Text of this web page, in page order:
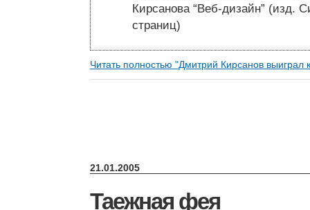
Кирсанова “Веб-дизайн” (изд.
страниц)
Читать полностью "Дмитрий Кирсанов
21.01.2005
Таежная фея